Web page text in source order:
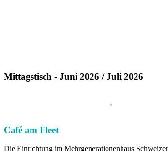
Mittagstisch - Juni 2026 / Juli 2026
Café am Fleet
Die Einrichtung im Mehrgenerationenhaus